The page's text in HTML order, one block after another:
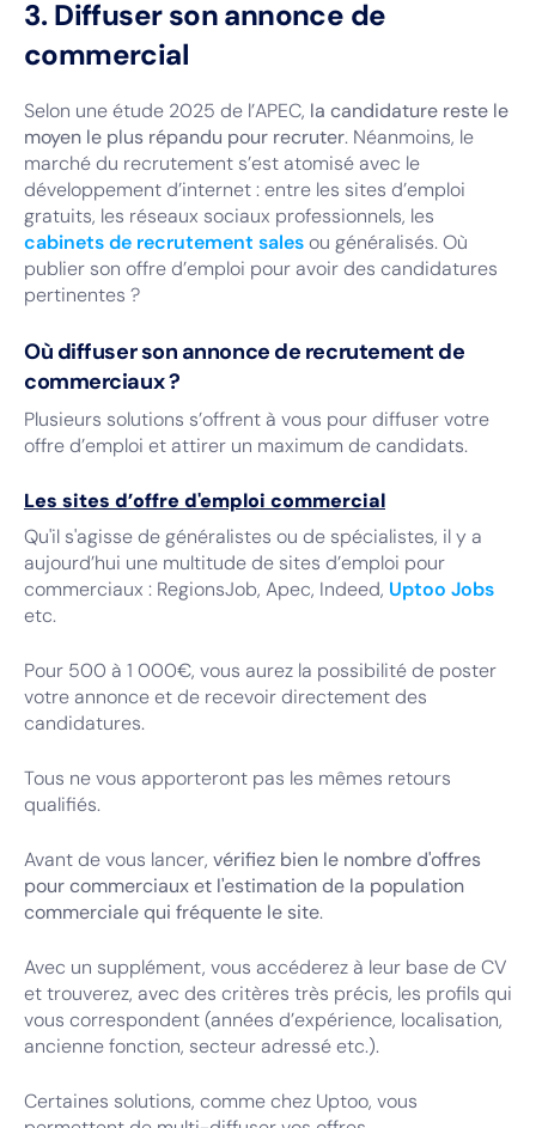
3. Diffuser son annonce de
commercial
Selon une étude 2025 de l’APEC, la candidature reste le
moyen le plus répandu pour recruter. Néanmoins, le
marché du recrutement s’est atomisé avec le
développement d’internet : entre les sites d’emploi
gratuits, les réseaux sociaux professionnels, les
cabinets de recrutement salesou généralisés. Où
publier son offre d’emploi pour avoir des candidatures
pertinentes ?
Où diffuser son annonce de recrutement de
commerciaux ?
Plusieurs solutions s’offrent à vous pour diffuser votre
offre d’emploi et attirer un maximum de candidats.
Les sites d’offre d'emploi commercial
Qu'il s'agisse de généralistes ou de spécialistes, il y a
aujourd’hui une multitude de sites d’emploi pour
commerciaux : RegionsJob, Apec, Indeed, Uptoo Jobs
etc.
Pour 500 à 1 000€, vous aurez la possibilité de poster
votre annonce et de recevoir directement des
candidatures.
Tous ne vous apporteront pas les mêmes retours
qualifiés.
Avant de vous lancer, vérifiez bien le nombre d'offres
pour commerciaux et l'estimation de la population
commerciale qui fréquente le site.
Avec un supplément, vous accéderez à leur base de CV
et trouverez, avec des critères très précis, les profils qui
vous correspondent (années d’expérience, localisation,
ancienne fonction, secteur adressé etc.).
Certaines solutions, comme chez Uptoo, vous